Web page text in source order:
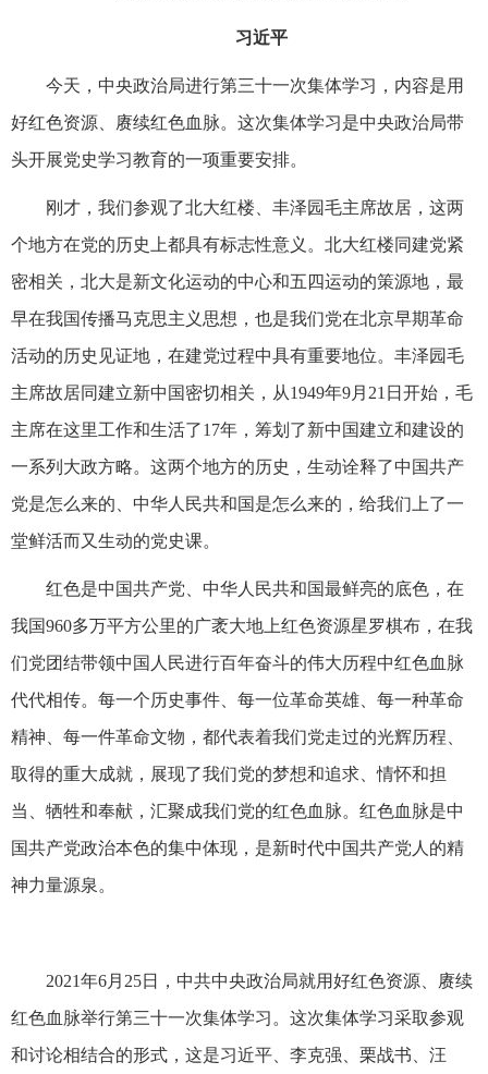
习近平
今天，中央政治局进行第三十一次集体学习，内容是用
好红色资源、赓续红色血脉。这次集体学习是中央政治局带
头开展党史学习教育的一项重要安排。
刚才，我们参观了北大红楼、丰泽园毛主席故居，这两
个地方在党的历史上都具有标志性意义。北大红楼同建党紧
密相关，北大是新文化运动的中心和五四运动的策源地，最
早在我国传播马克思主义思想，也是我们党在北京早期革命
活动的历史见证地，在建党过程中具有重要地位。丰泽园毛
主席故居同建立新中国密切相关，从1949年9月21日开始，毛
主席在这里工作和生活了17年，筹划了新中国建立和建设的
一系列大政方略。这两个地方的历史，生动诠释了中国共产
党是怎么来的、中华人民共和国是怎么来的，给我们上了一
堂鲜活而又生动的党史课。
红色是中国共产党、中华人民共和国最鲜亮的底色，在
我国960多万平方公里的广袤大地上红色资源星罗棋布，在我
们党团结带领中国人民进行百年奋斗的伟大历程中红色血脉
代代相传。每一个历史事件、每一位革命英雄、每一种革命
精神、每一件革命文物，都代表着我们党走过的光辉历程、
取得的重大成就，展现了我们党的梦想和追求、情怀和担
当、牺牲和奉献，汇聚成我们党的红色血脉。红色血脉是中
国共产党政治本色的集中体现，是新时代中国共产党人的精
神力量源泉。
2021年6月25日，中共中央政治局就用好红色资源、赓续
红色血脉举行第三十一次集体学习。这次集体学习采取参观
和讨论相结合的形式，这是习近平、李克强、栗战书、汪